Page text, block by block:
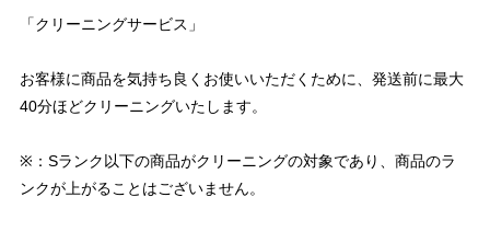
「クリーニングサービス」
お客様に商品を気持ち良くお使いいただくために、発送前に最大
40分ほどクリーニングいたします。
※：Sランク以下の商品がクリーニングの対象であり、商品のラ
ンクが上がることはございません。